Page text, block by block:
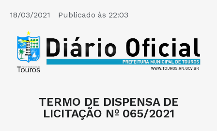
18/03/2021 Publicado às 22:03
TERMO DE DISPENSA DE
LICITAÇÃO Nº 065/2021
E-SIC
PERGUNTAS FREQUENTES